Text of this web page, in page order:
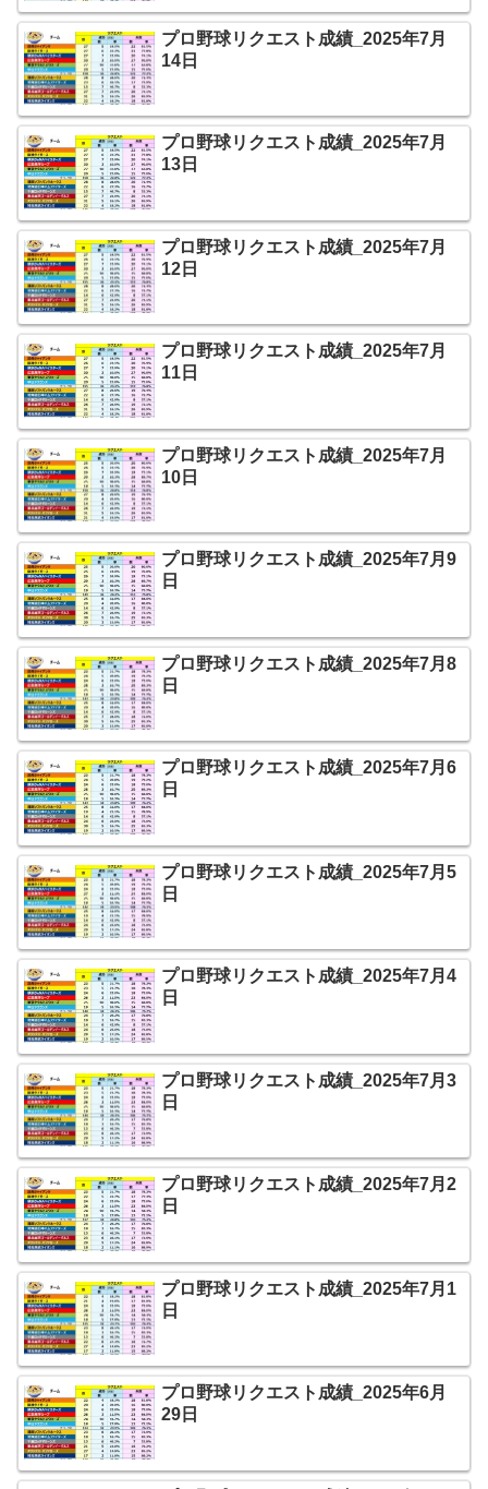
プロ野球リクエスト成績_2025年7月
14日
プロ野球リクエスト成績_2025年7月
13日
プロ野球リクエスト成績_2025年7月
12日
プロ野球リクエスト成績_2025年7月
11日
プロ野球リクエスト成績_2025年7月
10日
プロ野球リクエスト成績_2025年7月9
日
プロ野球リクエスト成績_2025年7月8
日
プロ野球リクエスト成績_2025年7月6
日
プロ野球リクエスト成績_2025年7月5
日
プロ野球リクエスト成績_2025年7月4
日
プロ野球リクエスト成績_2025年7月3
日
プロ野球リクエスト成績_2025年7月2
日
プロ野球リクエスト成績_2025年7月1
日
プロ野球リクエスト成績_2025年6月
29日